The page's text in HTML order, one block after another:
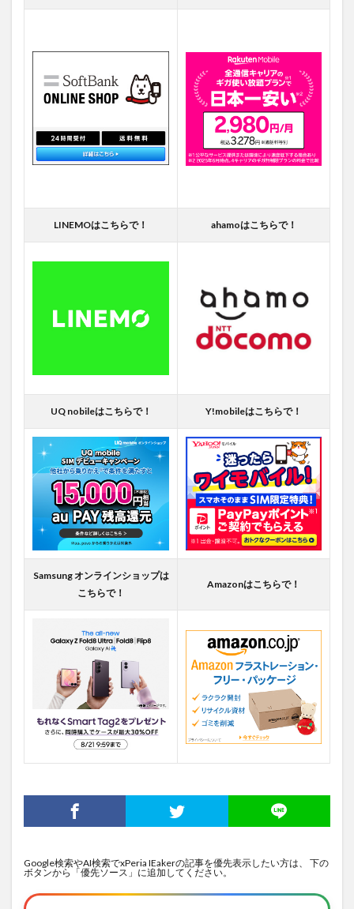
LINEMOはこちらで！ ahamoはこちらで！
UQ nobileはこちらで！ Y!mobileはこちらで！
Samsung オンラインショップは
こちらで！
Amazonはこちらで！
Google検索やAI検索でxPeria IEakerの記事を優先表示したい方は、 下の
ボタンから「優先ソース」に追加してください。